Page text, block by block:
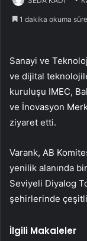
1 dakika okuma
Sanayi ve
ve dijital
kuruluşu IMEC,
ve İnovasyon
ziyaret etti.
Varank, AB
yenilik alanında
Seviyeli Diyalog
şehirlerinde
İlgili Makaleler